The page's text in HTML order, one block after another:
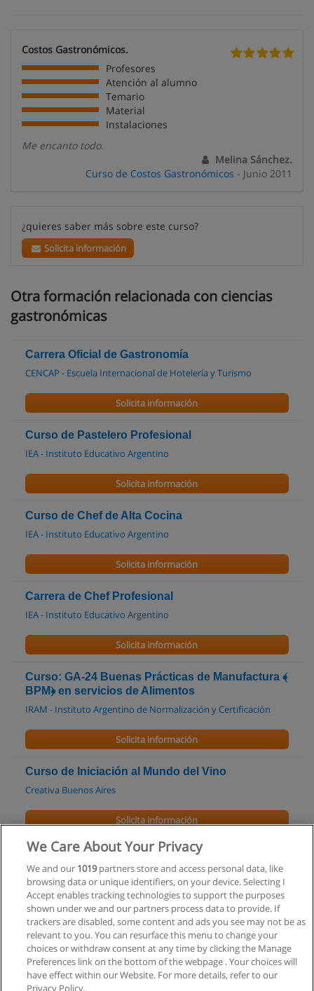
Costos Gastronómicos.
Profesores
Atención al alumno
Temario
Material
Instalaciones
Me encanto todo.
Melina Sánchez.
Curso de Costos Gastronómicos - Junio 2011
¿quieres saber más sobre este curso?
Solicita información
Otra formación relacionada con ciencias
gastronómicas
Carrera Oficial de Gastronomía
CENCAP - Escuela Internacional de Hotelería y Turismo
Solicita información
Curso de Pastelero Profesional
IEA - Instituto Educativo Argentino
Solicita información
Curso de Chef de Alta Cocina
IEA - Instituto Educativo Argentino
Solicita información
Carrera de Chef Profesional
IEA - Instituto Educativo Argentino
Solicita información
Curso: GA-24 Buenas Prácticas de Manufactura ﴾
BPM﴿ en servicios de Alimentos
IRAM - Instituto Argentino de Normalización y Certificación
Solicita información
Curso de Iniciación al Mundo del Vino
Creativa Buenos Aires
Solicita información
Carrera de Sommelier
AyB Colegio - Colegio Argentino de Alimentos y Bebidas -
Sheraton Buenos Aires
Solicita información
We Care About Your Privacy
We and our 1019partners store and access personal data, like
browsing data or unique identifiers, on your device. Selecting I
Accept enables tracking technologies to support the purposes
shown under we and our partners process data to provide. If
trackers are disabled, some content and ads you see may not be as
relevant to you. You can resurface this menu to change your
choices or withdraw consent at any time by clicking the Manage
Preferences link on the bottom of the webpage . Your choices will
have effect within our Website. For more details, refer to our
Privacy Policy.